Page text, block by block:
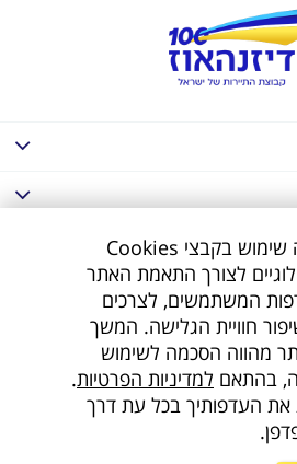
האתר עושה שימוש בקבצי Cookies
לצורך התאמת האתר
המשתמשים, לצרכים
חוויית הגלישה. המשך
מהווה הסכמה לשימוש
בהתאם למדיניות הפרטיות.
את העדפותיך בכל עת דרך